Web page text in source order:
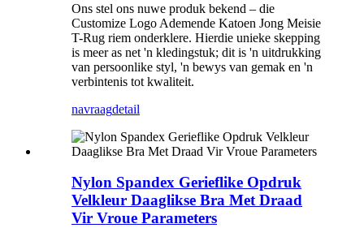
Ons stel ons nuwe produk bekend – die
Customize Logo Ademende Katoen Jong Meisie
T-Rug riem onderklere. Hierdie unieke skepping
is meer as net 'n kledingstuk; dit is 'n uitdrukking
van persoonlike styl, 'n bewys van gemak en 'n
verbintenis tot kwaliteit.
navraagdetail
Nylon Spandex Gerieflike Opdruk
Velkleur Daaglikse Bra Met Draad
Vir Vroue Parameters